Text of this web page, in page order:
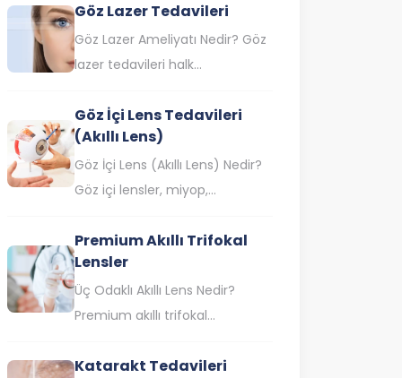
Göz Lazer Tedavileri
Göz Lazer Ameliyatı Nedir? Göz
lazer tedavileri halk
bilinen lazer göz ameliyatı,
saydam tabaka olan korneanın
lazer ışınıyla…
Göz İçi Lens Tedavileri
(Akıllı Lens)
Göz İçi Lens (Akıllı Lens) Nedir?
Göz içi lensler, miyop,
farklı görme bozukluklarının
yanı sıra katarakt…
Premium Akıllı Trifokal
Lensler
Üç Odaklı Akıllı Lens Nedir?
Premium akıllı trifokal
mesafede gözlüksüz olarak net
Katarakt Tedavileri